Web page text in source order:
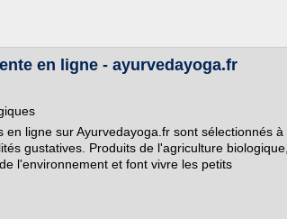
en ligne - ayurvedayoga.fr
ligne sur Ayurvedayoga.fr sont sélectionnés à
gustatives. Produits de l'agriculture biologique,
l'environnement et font vivre les petits